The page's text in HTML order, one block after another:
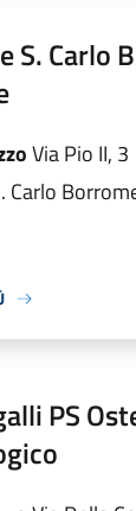
S. Carlo
Via Pio II, 3
Carlo
PS